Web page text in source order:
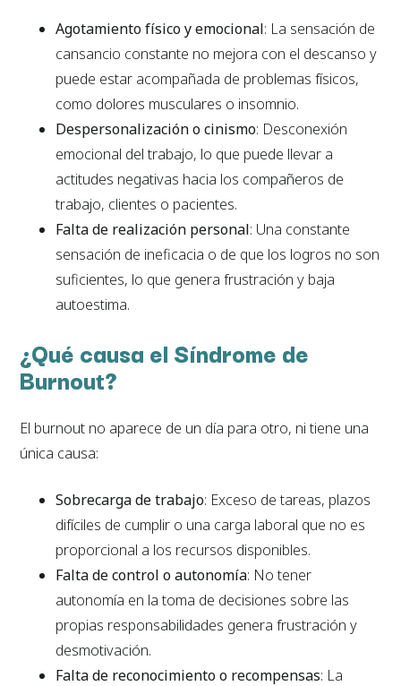
Agotamiento físico y emocional: La sensación de
cansancio constante no mejora con el descanso y
puede estar acompañada de problemas físicos,
como dolores musculares o insomnio.
Despersonalización o cinismo: Desconexión
emocional del trabajo, lo que puede llevar a
actitudes negativas hacia los compañeros de
trabajo, clientes o pacientes.
Falta de realización personal: Una constante
sensación de ineficacia o de que los logros no son
suficientes, lo que genera frustración y baja
autoestima.
¿Qué causa el Síndrome de
Burnout?
El burnout no aparece de un día para otro, ni tiene una
única causa:
Sobrecarga de trabajo: Exceso de tareas, plazos
difíciles de cumplir o una carga laboral que no es
proporcional a los recursos disponibles.
Falta de control o autonomía: No tener
autonomía en la toma de decisiones sobre las
propias responsabilidades genera frustración y
desmotivación.
Falta de reconocimiento o recompensas: La